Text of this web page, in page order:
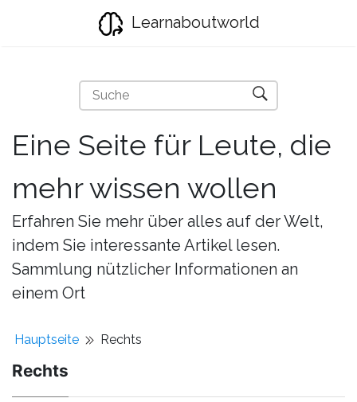
Learnaboutworld
Eine Seite für Leute, die
mehr wissen wollen
Erfahren Sie mehr über alles auf der Welt,
indem Sie interessante Artikel lesen.
Sammlung nützlicher Informationen an
einem Ort
Hauptseite Rechts
Rechts